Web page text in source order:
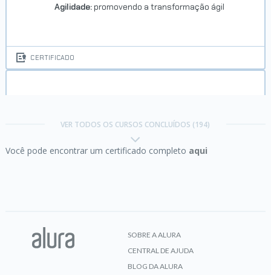
Concluído em 15/02/2023
Agilidade: promovendo a transformação ágil
CERTIFICADO
VER TODOS OS CURSOS CONCLUÍDOS (194)
Você pode encontrar um certificado completo aqui
SOBRE A ALURA
CENTRAL DE AJUDA
BLOG DA ALURA